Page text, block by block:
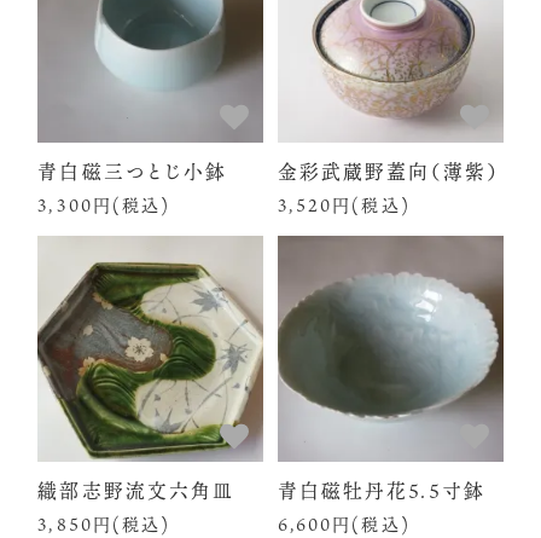
青白磁三つとじ小鉢
3,300円(税込)
金彩武蔵野蓋向（薄紫）
3,520円(税込)
織部志野流文六角皿
3,850円(税込)
青白磁牡丹花5.5寸鉢
6,600円(税込)